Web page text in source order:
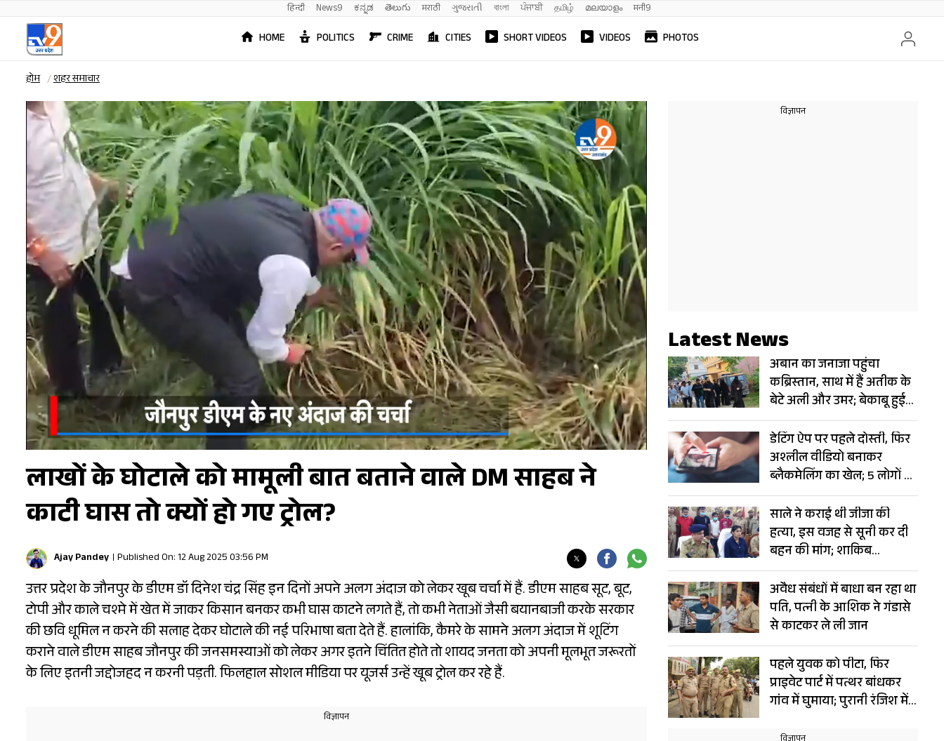
हिन्दी News9 ಕನ್ನಡ తెలుగు मराठी ગુજરાતી বাংলা ਪੰਜਾਬੀ தமிழ் മലയാളം मनी9
HOME POLITICS CRIME CITIES SHORT VIDEOS VIDEOS PHOTOS
होम शहर समाचार
लाखों के घोटाले को मामूली बात बताने वाले DM साहब ने
काटी घास तो क्यों हो गए ट्रोल?
Ajay Pandey Published On: 12 Aug 2025 03:56 PM
उत्तर प्रदेश के जौनपुर के डीएम डॉ दिनेश चंद्र सिंह इन दिनों अपने अलग अंदाज को लेकर खूब चर्चा में हैं. डीएम साहब सूट, बूट,
टोपी और काले चश्मे में खेत में जाकर किसान बनकर कभी घास काटने लगते हैं, तो कभी नेताओं जैसी बयानबाजी करके सरकार
की छवि धूमिल न करने की सलाह देकर घोटाले की नई परिभाषा बता देते हैं. हालांकि, कैमरे के सामने अलग अंदाज में शूटिंग
कराने वाले डीएम साहब जौनपुर की जनसमस्याओं को लेकर अगर इतने चिंतित होते तो शायद जनता को अपनी मूलभूत जरूरतों
के लिए इतनी जद्दोजहद न करनी पड़ती. फिलहाल सोशल मीडिया पर यूजर्स उन्हें खूब ट्रोल कर रहे हैं.
Latest News
अबान का जनाजा पहुंचा
कब्रिस्तान, साथ में हैं अतीक के
बेटे अली और उमर; बेकाबू हुई
भीड़
डेटिंग ऐप पर पहले दोस्ती, फिर
अश्लील वीडियो बनाकर
ब्लैकमेलिंग का खेल; 5 लोगों से
ठग लिए 6 करोड़
साले ने कराई थी जीजा की
हत्या, इस वजह से सूनी कर दी
बहन की मांग; शाकिब
हत्याकांड में बड़ा खुलासा
अवैध संबंधों में बाधा बन रहा था
पति, पत्नी के आशिक ने गंडासे
से काटकर ले ली जान
पहले युवक को पीटा, फिर
प्राइवेट पार्ट में पत्थर बांधकर
गांव में घुमाया; पुरानी रंजिश में